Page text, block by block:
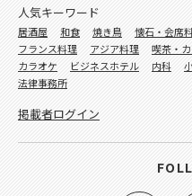
人気キーワード
居酒屋 和食 焼き鳥 懐石・会席
フランス料理
アジア料理 喫茶・
カラオケ
ビジネスホテル 内科
法律事務所
掲載者ログイン